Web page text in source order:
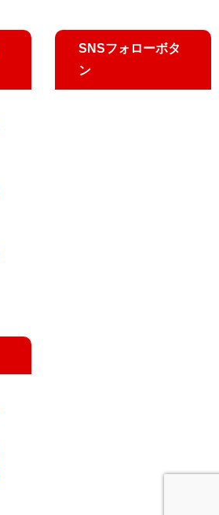
SNSフォローボタ
ン